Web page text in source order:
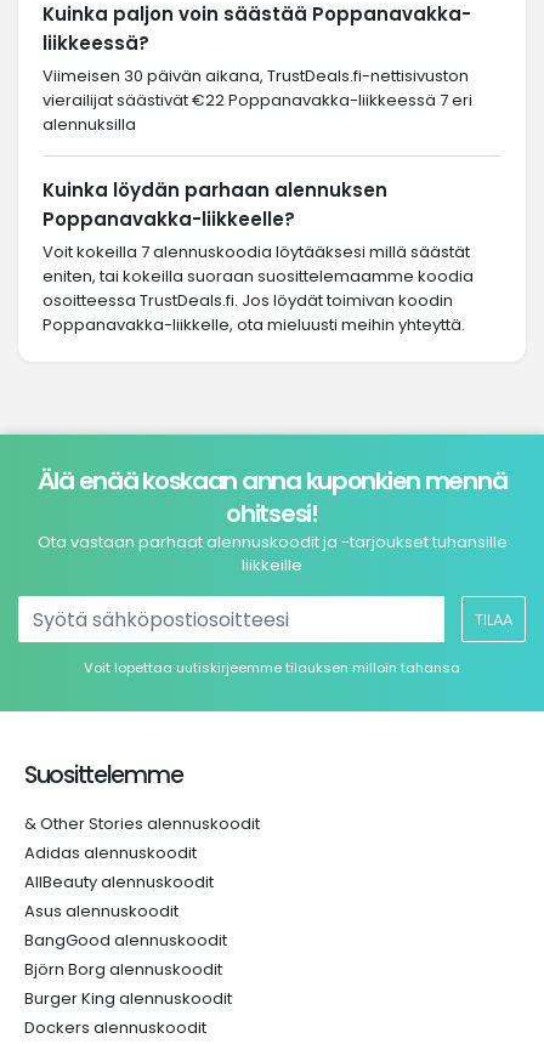
Kuinka paljon voin säästää Poppanavakka-
liikkeessä?
Viimeisen 30 päivän aikana, TrustDeals.fi-nettisivuston
vierailijat säästivät €22 Poppanavakka-liikkeessä 7 eri
alennuksilla
Kuinka löydän parhaan alennuksen
Poppanavakka-liikkeelle?
Voit kokeilla 7 alennuskoodia löytääksesi millä säästät
eniten, tai kokeilla suoraan suosittelemaamme koodia
osoitteessa TrustDeals.fi. Jos löydät toimivan koodin
Poppanavakka-liikkelle, ota mieluusti meihin yhteyttä.
Älä enää koskaan anna kuponkien mennä
ohitsesi!
Ota vastaan parhaat alennuskoodit ja -tarjoukset tuhansille
liikkeille
TILAA
Voit lopettaa uutiskirjeemme tilauksen milloin tahansa
Suosittelemme
& Other Stories alennuskoodit
Adidas alennuskoodit
AllBeauty alennuskoodit
Asus alennuskoodit
BangGood alennuskoodit
Björn Borg alennuskoodit
Burger King alennuskoodit
Dockers alennuskoodit